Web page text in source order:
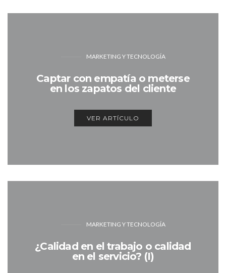
MARKETING Y TECNOLOGÍA
Captar con empatía o meterse
en los zapatos del cliente
VER ARTÍCULO
MARKETING Y TECNOLOGÍA
¿Calidad en el trabajo o calidad
en el servicio? (I)